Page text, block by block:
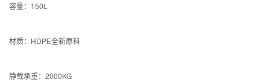
容量：150L
材质：HDPE全新原料
静载承重：2000KG